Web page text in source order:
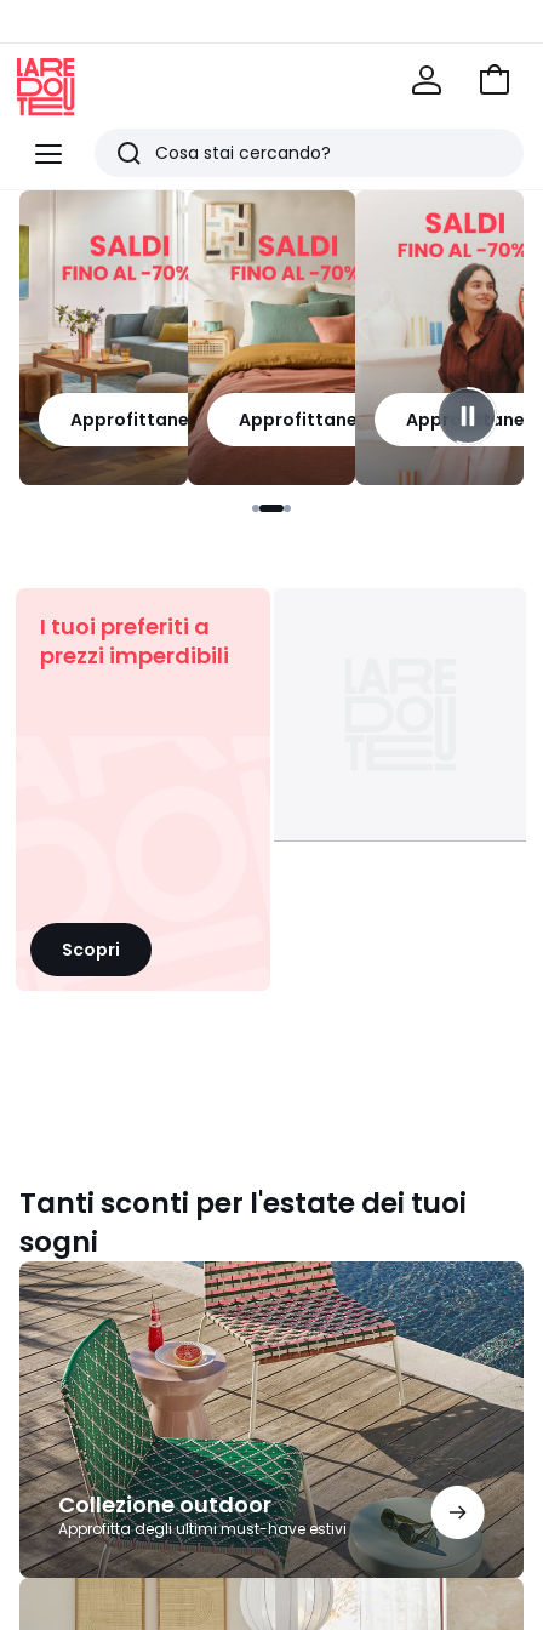
Menu
Redoute
Ricerca
Ultimi
articoli
visti
Vai
Approfittane Approfittane Approfittane
I tuoi preferiti a
prezzi imperdibili
Scopri
Tanti sconti per l'estate dei tuoi
sogni
Collezione outdoor
Approfitta degli ultimi must-have estivi
Collezione
outdoor
L'eleganza